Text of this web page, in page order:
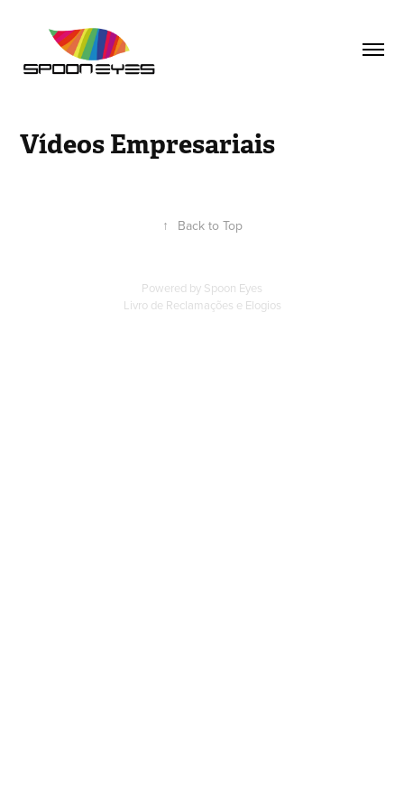
Vídeos Empresariais
↑ Back to Top
Powered by Spoon Eyes
Livro de Reclamações e Elogios